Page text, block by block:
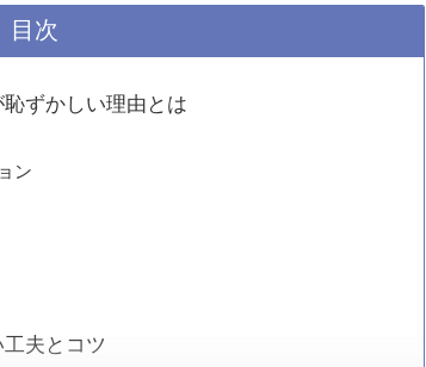
目次
ずかしい理由とは
ン
夫とコツ